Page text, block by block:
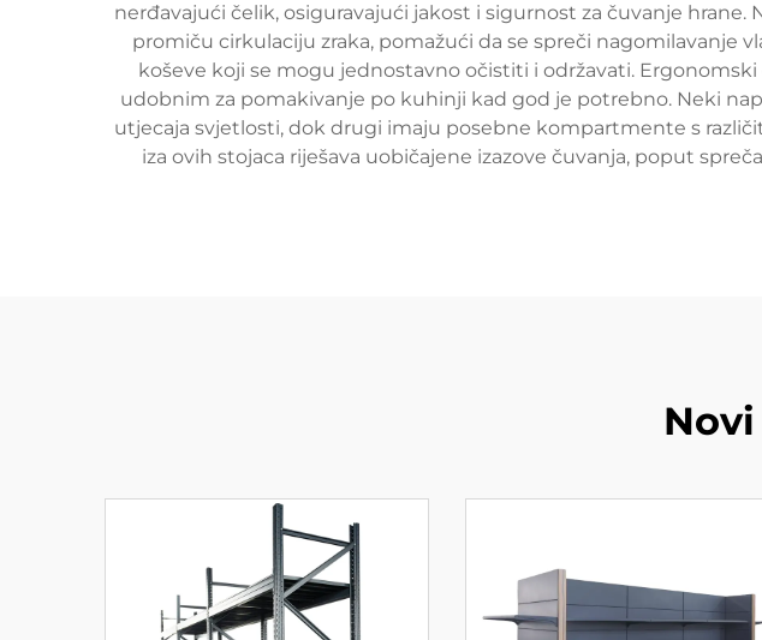
nerđavajući čelik, osiguravajući jakost i sigurnost za čuvanje
promiču cirkulaciju zraka, pomažući da se spreči nagomilavanje
koševe koji se mogu jednostavno očistiti i održavati.
udobnim za pomakivanje po kuhinji kad god je potrebno. Neki
utjecaja svjetlosti, dok drugi imaju posebne kompartmente s
iza ovih stojaca riješava uobičajene izazove čuvanja, poput